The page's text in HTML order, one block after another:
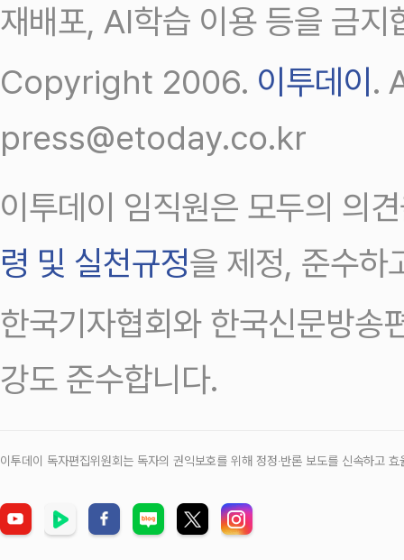
재배포, AI학습 이용 등을 금지
Copyright 2006. 이투데이.
press@etoday.co.kr
이투데이 임직원은 모두의 의
령 및 실천규정을 제정, 준수하
한국기자협회와 한국신문방송
강도 준수합니다.
이투데이 독자편집위원회는 독자의 권익보호를 위해 정정‧반론 보도를 신속하고